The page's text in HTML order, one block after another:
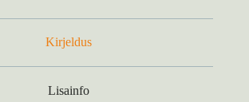
Kirjeldus
Lisainfo